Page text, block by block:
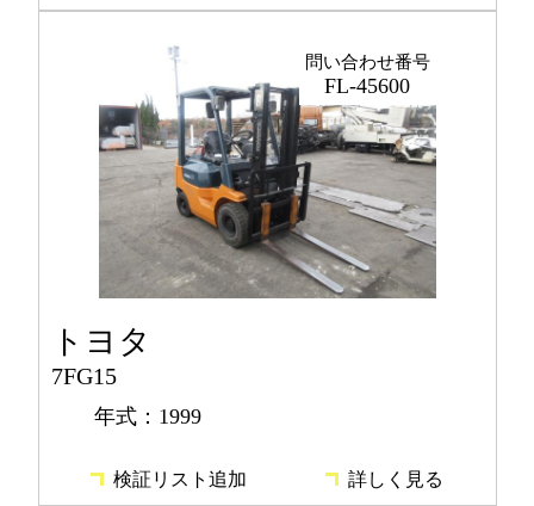
問い合わせ番号
FL-45600
トヨタ
7FG15
年式：1999
検証リスト追加 詳しく見る